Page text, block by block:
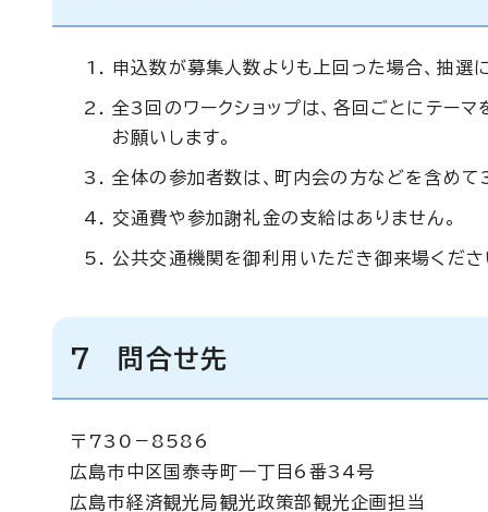
申込数が募集人数よりも上回った場合、抽選
全3回のワークショップは、各回ごとにテー
お願いします。
全体の参加者数は、町内会の方などを含め
交通費や参加謝礼金の支給はありません。
公共交通機関を御利用いただき御来場くださ
7 問合せ先
〒730－8586
広島市中区国泰寺町一丁目6番34号
広島市経済観光局観光政策部観光企画担当